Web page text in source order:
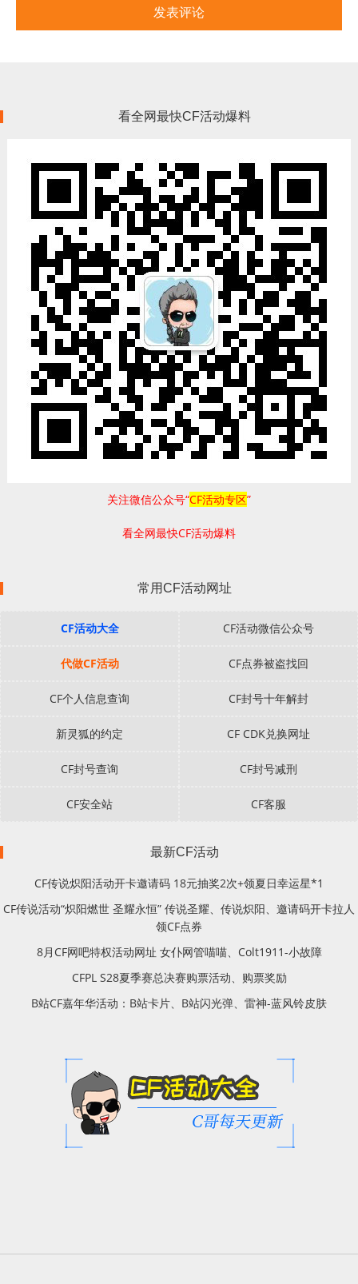
看全网最快CF活动爆料
关注微信公众号“CF活动专区”
看全网最快CF活动爆料
常用CF活动网址
CF活动大全 CF活动微信公众号
代做CF活动 CF点券被盗找回
CF个人信息查询 CF封号十年解封
新灵狐的约定 CF CDK兑换网址
CF封号查询 CF封号减刑
CF安全站 CF客服
最新CF活动
CF传说炽阳活动开卡邀请码 18元抽奖2次+领夏日幸运星*1
CF传说活动“炽阳燃世 圣耀永恒” 传说圣耀、传说炽阳、邀请码开卡拉人
领CF点券
8月CF网吧特权活动网址 女仆网管喵喵、Colt1911-小故障
CFPL S28夏季赛总决赛购票活动、购票奖励
B站CF嘉年华活动：B站卡片、B站闪光弹、雷神-蓝风铃皮肤